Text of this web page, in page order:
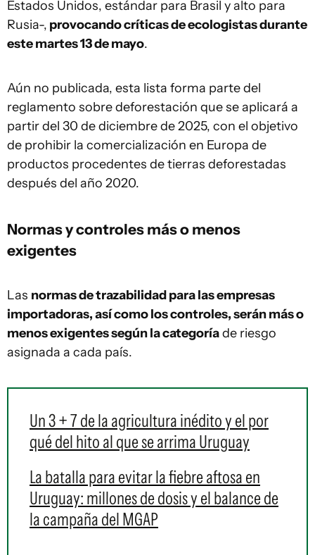
Estados Unidos, estándar para Brasil y alto para
Rusia-, provocando críticas de ecologistas durante
este martes 13 de mayo.
Aún no publicada, esta lista forma parte del
reglamento sobre deforestación que se aplicará a
partir del 30 de diciembre de 2025, con el objetivo
de prohibir la comercialización en Europa de
productos procedentes de tierras deforestadas
después del año 2020.
Normas y controles más o menos
exigentes
Las normas de trazabilidad para las empresas
importadoras, así como los controles, serán más o
menos exigentes según la categoríade riesgo
asignada a cada país.
Un 3 + 7 de la agricultura inédito y el por
qué del hito al que se arrima Uruguay
La batalla para evitar la fiebre aftosa en
Uruguay: millones de dosis y el balance de
la campaña del MGAP